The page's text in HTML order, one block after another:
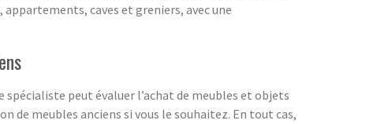
caves et greniers, avec une
peut évaluer l’achat de meubles et objets
de meubles anciens si vous le souhaitez. En tout cas,